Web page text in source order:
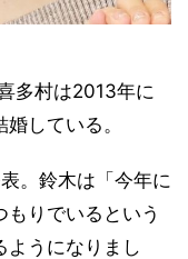
多村は2013年に
している。
。鈴木は「今年に
りでいるという
ようになりまし